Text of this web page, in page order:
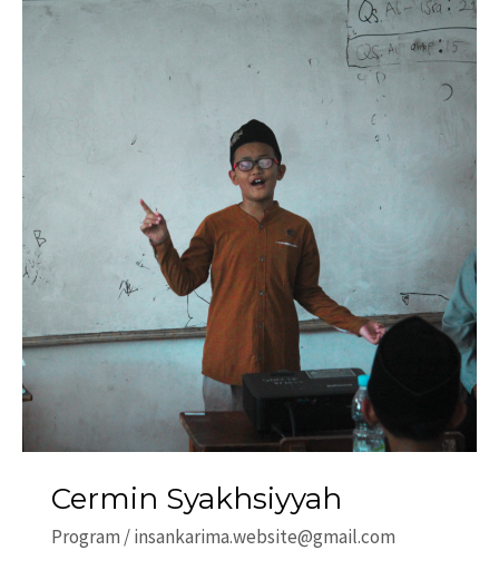
Cermin Syakhsiyyah
Program /insankarima.website@gmail.com